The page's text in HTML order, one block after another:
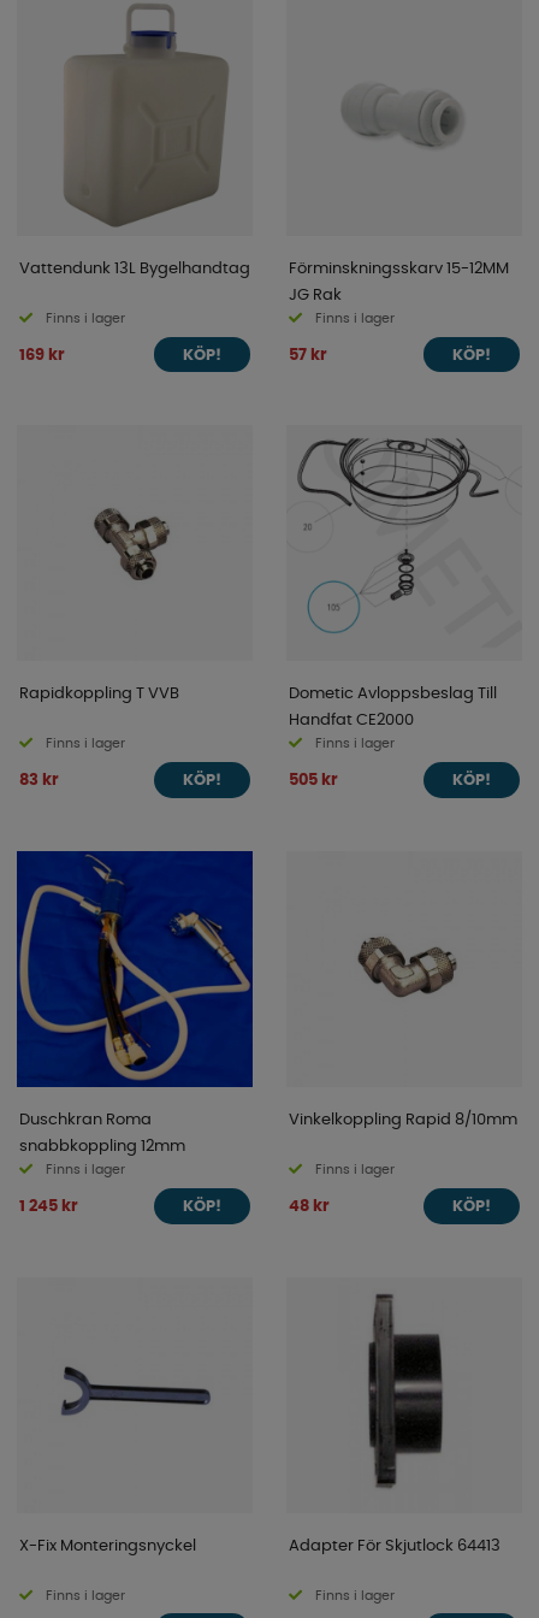
Vattendunk 13L Bygelhandtag
Finns i lager
169 kr KÖP!
Förminskningsskarv 15-12MM
JG Rak
Finns i lager
57 kr KÖP!
Rapidkoppling T VVB
Finns i lager
83 kr KÖP!
Dometic Avloppsbeslag Till
Handfat CE2000
Finns i lager
505 kr KÖP!
Duschkran Roma
snabbkoppling 12mm
Finns i lager
1 245 kr KÖP!
Vinkelkoppling Rapid 8/10mm
Finns i lager
48 kr KÖP!
X-Fix Monteringsnyckel
Finns i lager
Adapter För Skjutlock 64413
Finns i lager